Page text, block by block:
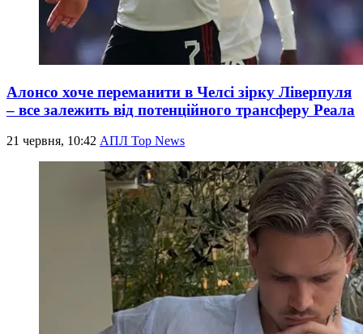
Алонсо хоче переманити в Челсі зірку Ліверпуля
– все залежить від потенційного трансферу Реала
21 червня, 10:42 АПЛ Top News